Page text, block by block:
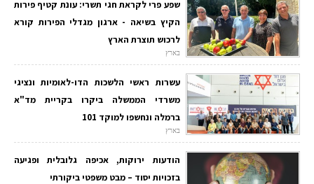
שפע פרי לקראת חגי תשרי: עונת קטיף פירות
הקיץ בשיאה - ארגון מגדלי הפירות קורא
לרכוש תוצרת הארץ
בארץ
עשרות ראשי הלשכות הדו-לאומיות ונציגי
משרדי הממשלה ביקרו בקריית מד"א
ברמלה ונחשפו למוקד 101
בארץ
הודעות ירוקות, אכיפה גלובלית ופגיעה
בזכויות יסוד – מבט משפטי ביקורתי